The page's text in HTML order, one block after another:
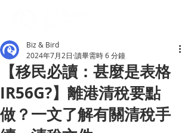
【移民必讀：甚麼是表格
IR56G?】離港清稅要點
做？一文了解有關清稅手
Biz & Bird
2024年7月2日 讀畢需時 6 分鐘